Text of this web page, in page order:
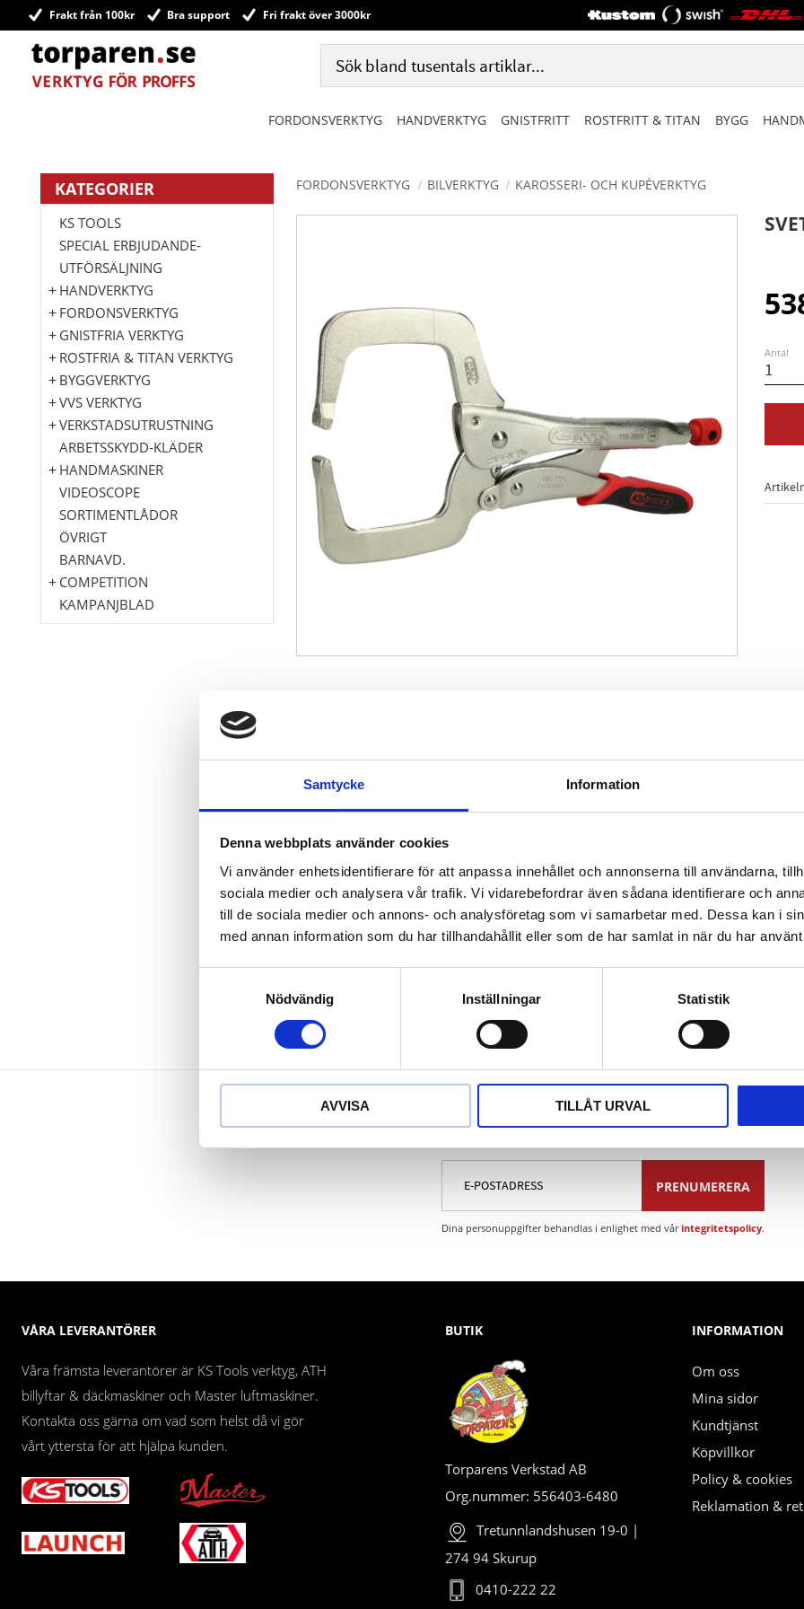
Samtycke Information
Denna webbplats använder cookies
Vi använder enhetsidentifierare för att anpassa innehållet och annonserna till användarna,
sociala medier och analysera vår trafik. Vi vidarebefordrar även sådana identifierare och
till de sociala medier och annons- och analysföretag som vi samarbetar med. Dessa kan i
med annan information som du har tillhandahållit eller som de har samlat in när du har
Nödvändig
Inställningar Statistik
AVVISA TILLÅT URVAL
Frakt från 100kr Bra support Fri frakt över 3000kr
FORDONSVERKTYG HANDVERKTYG GNISTFRITT ROSTFRITT & TITAN BYGG
FORDONSVERKTYG BILVERKTYG KAROSSERI- OCH KUPÉVERKTYG
Antal
Med snabbspärr
Storleksjustering med inställningshjul
För profilerade otympliga komponenter
Bra anpassning till befintliga anläggningsytor
Lossningsspak under konstant tryck från en fjäder
Förnicklad
Krom molybden
Med 2-komponent-handtag
KATEGORIER
KS TOOLS
SPECIAL ERBJUDANDE-
UTFÖRSÄLJNING
HANDVERKTYG
FORDONSVERKTYG
GNISTFRIA VERKTYG
ROSTFRIA & TITAN VERKTYG
BYGGVERKTYG
VVS VERKTYG
VERKSTADSUTRUSTNING
ARBETSSKYDD-KLÄDER
HANDMASKINER
VIDEOSCOPE
SORTIMENTLÅDOR
ÖVRIGT
BARNAVD.
COMPETITION
KAMPANJBLAD
Nyhetsbrev
PRENUMERERA
Dina personuppgifter behandlas i enlighet med vårintegritetspolicy.
VÅRA LEVERANTÖRER
Våra främsta leverantörer är KS Tools verktyg, ATH
billyftar & däckmaskiner och Master luftmaskiner.
Kontakta oss gärna om vad som helst då vi gör
vårt yttersta för att hjälpa kunden.
BUTIK
Torparens Verkstad AB
Org.nummer: 556403-6480
Tretunnlandshusen 19-0 |
274 94 Skurup
0410-222 22
INFORMATION
Om oss
Mina sidor
Kundtjänst
Köpvillkor
Policy & cookies
Reklamation &